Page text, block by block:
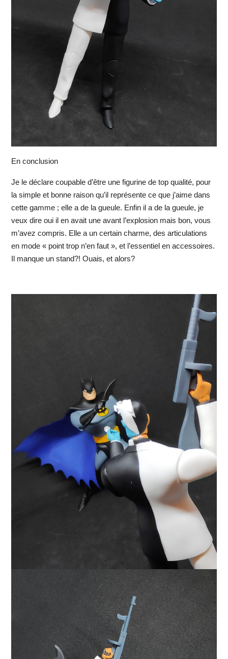
En conclusion
Je le déclare coupable d’être une figurine de top qualité, pour
la simple et bonne raison qu’il représente ce que j’aime dans
cette gamme ; elle a de la gueule. Enfin il a de la gueule, je
veux dire oui il en avait une avant l’explosion mais bon, vous
m’avez compris. Elle a un certain charme, des articulations
en mode « point trop n’en faut », et l’essentiel en accessoires.
Il manque un stand?! Ouais, et alors?